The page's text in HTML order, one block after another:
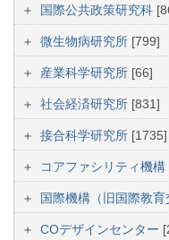
国際公共政策研究科
微生物病研究所 [799]
産業科学研究所 [66]
社会経済研究所 [831]
接合科学研究所 [1735]
コアファシリティ機
国際機構（旧国際教育
COデザインセンター